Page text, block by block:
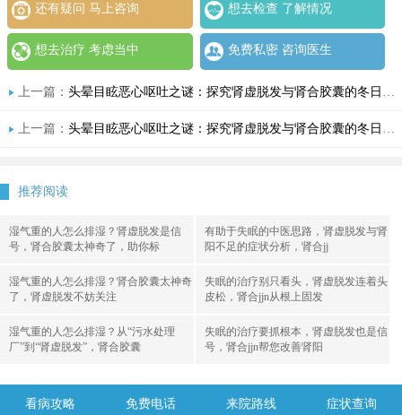
还有疑问 马上咨询 想去检查 了解情况
想去治疗 考虑当中 免费私密 咨询医生
上一篇： 头晕目眩恶心呕吐之谜：探究肾虚脱发与肾合胶囊的冬日守护
上一篇： 头晕目眩恶心呕吐之谜：探究肾虚脱发与肾合胶囊的冬日守护
推荐阅读
湿气重的人怎么排湿？肾虚脱发是信
号，肾合胶囊太神奇了，助你标
有助于失眠的中医思路，肾虚脱发与肾
阳不足的症状分析，肾合jj
湿气重的人怎么排湿？肾合胶囊太神奇
了，肾虚脱发不妨关注
失眠的治疗别只看头，肾虚脱发连着头
皮松，肾合jjn从根上固发
湿气重的人怎么排湿？从“污水处理
厂”到“肾虚脱发”，肾合胶囊
失眠的治疗要抓根本，肾虚脱发也是信
号，肾合jjn帮您改善肾阳
看病攻略 免费电话 来院路线 症状查询